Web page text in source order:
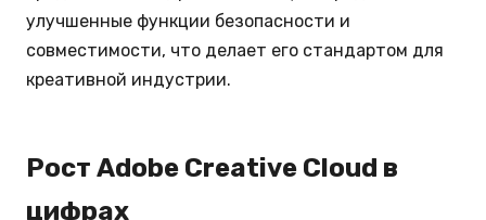
улучшенные функции безопасности и
совместимости, что делает его стандартом для
креативной индустрии.
Рост Adobe Creative Cloud в
цифрах